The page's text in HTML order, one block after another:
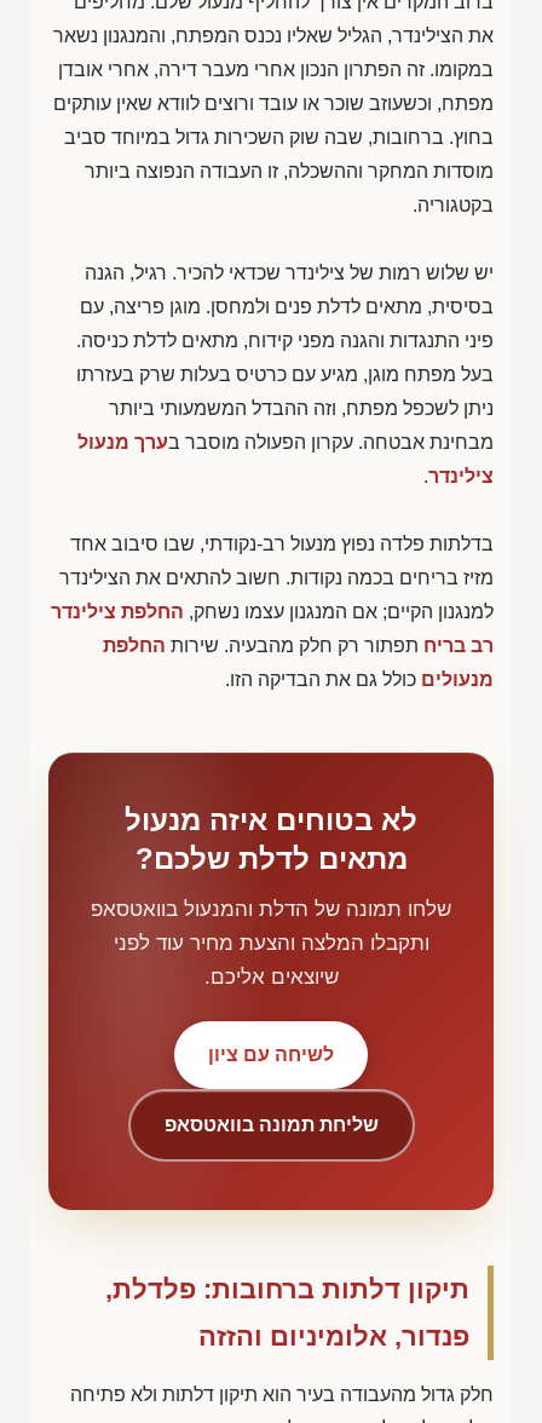
את הצילינדר, הגליל שאליו נכנס המפתח, והמנגנון נשאר
במקומו. זה הפתרון הנכון אחרי מעבר דירה, אחרי אובדן
מפתח, וכשעוזב שוכר או עובד ורוצים לוודא שאין עותקים
בחוץ. ברחובות, שבה שוק השכירות גדול במיוחד סביב
מוסדות המחקר וההשכלה, זו העבודה הנפוצה ביותר
בקטגוריה.
יש שלוש רמות של צילינדר שכדאי להכיר. רגיל, הגנה
בסיסית, מתאים לדלת פנים ולמחסן. מוגן פריצה, עם
פיני התנגדות והגנה מפני קידוח, מתאים לדלת כניסה.
בעל מפתח מוגן, מגיע עם כרטיס בעלות שרק בעזרתו
ניתן לשכפל מפתח, וזה ההבדל המשמעותי ביותר
מבחינת אבטחה. עקרון הפעולה מוסבר בערך מנעול
צילינדר.
בדלתות פלדה נפוץ מנעול רב-נקודתי, שבו סיבוב אחד
מזיז בריחים בכמה נקודות. חשוב להתאים את הצילינדר
למנגנון הקיים; אם המנגנון עצמו נשחק, החלפת צילינדר
רב בריח תפתור רק חלק מהבעיה. שירות החלפת
מנעולים כולל גם את הבדיקה הזו.
לא בטוחים איזה מנעול
מתאים לדלת שלכם?
שלחו תמונה של הדלת והמנעול בוואטסאפ
ותקבלו המלצה והצעת מחיר עוד לפני
שיוצאים אליכם.
לשיחה עם ציון
שליחת תמונה בוואטסאפ
תיקון דלתות ברחובות: פלדלת,
פנדור, אלומיניום והזזה
חלק גדול מהעבודה בעיר הוא תיקון דלתות ולא פתיחה